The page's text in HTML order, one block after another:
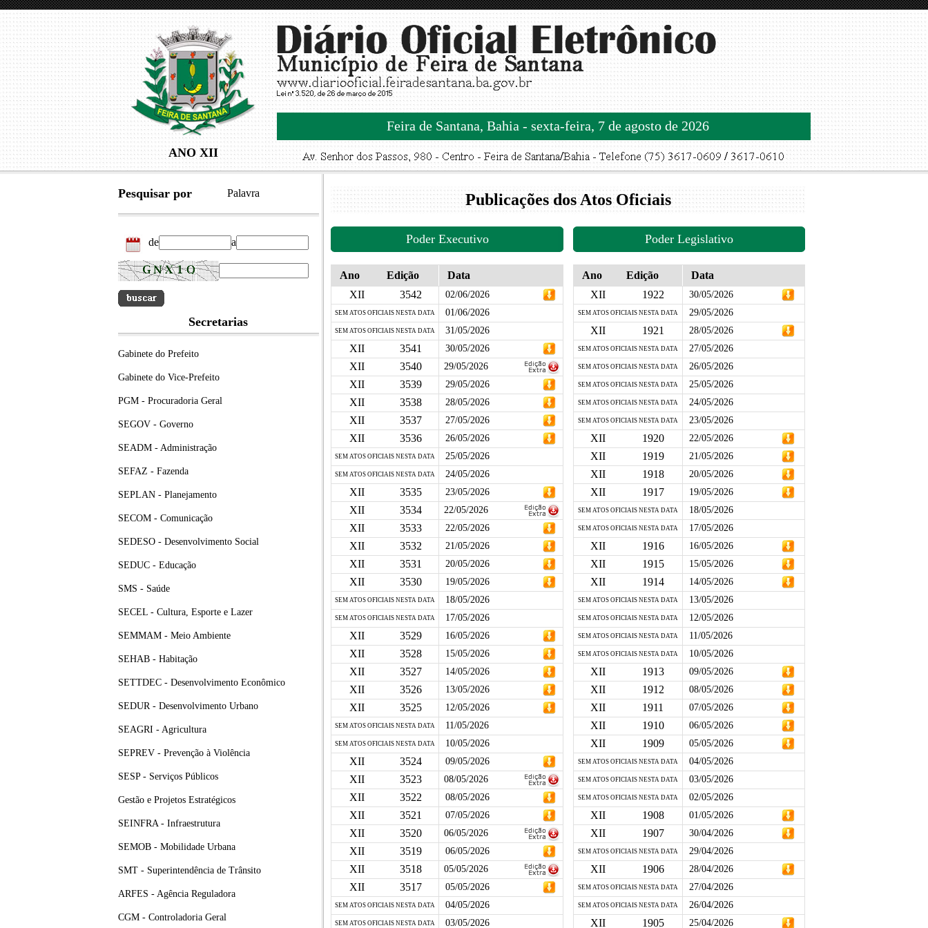
ANO XII
Feira de Santana, Bahia - sexta-feira, 7 de agosto de 2026
Pesquisar por Palavra
de a
Secretarias
Gabinete do Prefeito
Gabinete do Vice-Prefeito
PGM - Procuradoria Geral
SEGOV - Governo
SEADM - Administração
SEFAZ - Fazenda
SEPLAN - Planejamento
SECOM - Comunicação
SEDESO - Desenvolvimento Social
SEDUC - Educação
SMS - Saúde
SECEL - Cultura, Esporte e Lazer
SEMMAM - Meio Ambiente
SEHAB - Habitação
SETTDEC - Desenvolvimento Econômico
SEDUR - Desenvolvimento Urbano
SEAGRI - Agricultura
SEPREV - Prevenção à Violência
SESP - Serviços Públicos
Gestão e Projetos Estratégicos
SEINFRA - Infraestrutura
SEMOB - Mobilidade Urbana
SMT - Superintendência de Trânsito
ARFES - Agência Reguladora
CGM - Controladoria Geral
Publicações dos Atos Oficiais
Poder Executivo Poder Legislativo
Ano Edição
Data
XII
3542 02/06/2026
SEM ATOS OFICIAIS NESTA DATA 01/06/2026
SEM ATOS OFICIAIS NESTA DATA 31/05/2026
XII 3541 30/05/2026
XII 3540 29/05/2026
XII 3539 29/05/2026
XII 3538 28/05/2026
XII 3537 27/05/2026
XII 3536 26/05/2026
SEM ATOS OFICIAIS NESTA DATA 25/05/2026
SEM ATOS OFICIAIS NESTA DATA 24/05/2026
XII 3535 23/05/2026
XII 3534 22/05/2026
XII 3533 22/05/2026
XII 3532 21/05/2026
XII 3531 20/05/2026
XII 3530 19/05/2026
SEM ATOS OFICIAIS NESTA DATA 18/05/2026
SEM ATOS OFICIAIS NESTA DATA 17/05/2026
XII 3529 16/05/2026
XII 3528 15/05/2026
XII 3527 14/05/2026
XII 3526 13/05/2026
XII 3525 12/05/2026
SEM ATOS OFICIAIS NESTA DATA 11/05/2026
SEM ATOS OFICIAIS NESTA DATA 10/05/2026
XII 3524 09/05/2026
XII 3523 08/05/2026
XII 3522 08/05/2026
XII 3521 07/05/2026
XII 3520 06/05/2026
XII 3519 06/05/2026
XII 3518 05/05/2026
XII 3517 05/05/2026
SEM ATOS OFICIAIS NESTA DATA 04/05/2026
SEM ATOS OFICIAIS NESTA DATA 03/05/2026
Ano Edição
Data
XII
1922 30/05/2026
SEM ATOS OFICIAIS NESTA DATA 29/05/2026
XII 1921 28/05/2026
SEM ATOS OFICIAIS NESTA DATA 27/05/2026
SEM ATOS OFICIAIS NESTA DATA 26/05/2026
SEM ATOS OFICIAIS NESTA DATA 25/05/2026
SEM ATOS OFICIAIS NESTA DATA 24/05/2026
SEM ATOS OFICIAIS NESTA DATA 23/05/2026
XII 1920 22/05/2026
XII 1919 21/05/2026
XII 1918 20/05/2026
XII 1917 19/05/2026
SEM ATOS OFICIAIS NESTA DATA 18/05/2026
SEM ATOS OFICIAIS NESTA DATA 17/05/2026
XII 1916 16/05/2026
XII 1915 15/05/2026
XII 1914 14/05/2026
SEM ATOS OFICIAIS NESTA DATA 13/05/2026
SEM ATOS OFICIAIS NESTA DATA 12/05/2026
SEM ATOS OFICIAIS NESTA DATA 11/05/2026
SEM ATOS OFICIAIS NESTA DATA 10/05/2026
XII 1913 09/05/2026
XII 1912 08/05/2026
XII 1911 07/05/2026
XII 1910 06/05/2026
XII 1909 05/05/2026
SEM ATOS OFICIAIS NESTA DATA 04/05/2026
SEM ATOS OFICIAIS NESTA DATA 03/05/2026
SEM ATOS OFICIAIS NESTA DATA 02/05/2026
XII 1908 01/05/2026
XII 1907 30/04/2026
SEM ATOS OFICIAIS NESTA DATA 29/04/2026
XII 1906 28/04/2026
SEM ATOS OFICIAIS NESTA DATA 27/04/2026
SEM ATOS OFICIAIS NESTA DATA 26/04/2026
XII 1905 25/04/2026